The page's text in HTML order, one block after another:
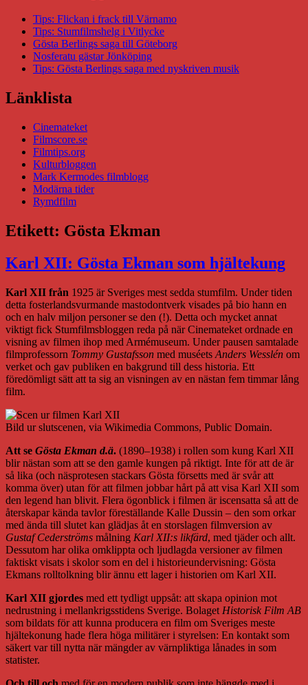
Tips: Flickan i frack till Värnamo
Tips: Stumfilmshelg i Vitlycke
Gösta Berlings saga till Göteborg
Nosferatu gästar Jönköping
Tips: Gösta Berlings saga med nyskriven musik
Länklista
Cinemateket
Filmscore.se
Filmtips.org
Kulturbloggen
Mark Kermodes filmblogg
Modärna tider
Rymdfilm
Etikett: Gösta Ekman
Karl XII: Gösta Ekman som hjältekung
Karl XII från 1925 är Sveriges mest sedda stumfilm. Under tiden
detta fosterlandsvurmande mastodontverk visades på bio hann en
och en halv miljon personer se den (!). Detta och mycket annat
viktigt fick Stumfilmsbloggen reda på när Cinemateket ordnade en
visning av filmen ihop med Armémuseum. Under pausen samtalade
filmprofessorn Tommy Gustafsson med muséets Anders Wesslén om
verket och gav publiken en bakgrund till dess historia. Ett
föredömligt sätt att ta sig an visningen av en nästan fem timmar lång
film.
Bild ur slutscenen, via Wikimedia Commons, Public Domain.
Att se Gösta Ekman d.ä. (1890–1938) i rollen som kung Karl XII
blir nästan som att se den gamle kungen på riktigt. Inte för att de är
så lika (och näsprotesen stackars Gösta försetts med är svår att
komma över) utan för att filmen jobbar hårt på att visa Karl XII som
den legend han blivit. Flera ögonblick i filmen är iscensatta så att de
återskapar kända tavlor föreställande Kalle Dussin – den som orkar
med ända till slutet kan glädjas åt en storslagen filmversion av
Gustaf Cederströms målning Karl XII:s likfärd, med tjäder och allt.
Dessutom har olika omklippta och ljudlagda versioner av filmen
faktiskt visats i skolor som en del i historieundervisning: Gösta
Ekmans rolltolkning blir ännu ett lager i historien om Karl XII.
Karl XII gjordes med ett tydligt uppsåt: att skapa opinion mot
nedrustning i mellankrigsstidens Sverige. Bolaget Historisk Film AB
som bildats för att kunna producera en film om Sveriges meste
hjältekonung hade flera höga militärer i styrelsen: En kontakt som
säkert var till nytta när mängder av värnpliktiga lånades in som
statister.